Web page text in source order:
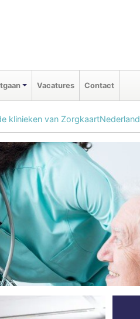
Vacatures Contact
klinieken van ZorgkaartNederland